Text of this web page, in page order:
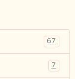
67
7